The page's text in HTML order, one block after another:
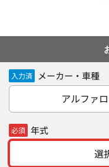
入力済 メーカー・車種
アルファ
必須 年式
選